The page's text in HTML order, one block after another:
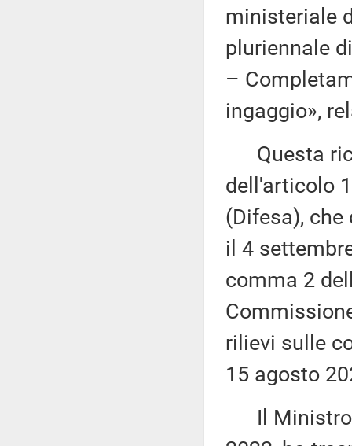
ministeriale
pluriennale
–
ingaggio»,
Questa
dell'articolo
(Difesa),
il 4
comma 2
rilievi sulle
15 agosto
Il Ministro